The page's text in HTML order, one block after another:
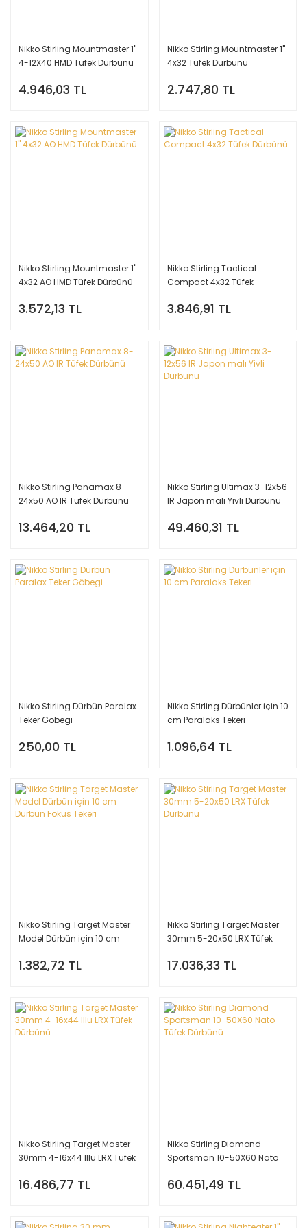
Nikko Stirling Mountmaster 1''
4-12X40 HMD Tüfek Dürbünü
4.946,03 TL
Nikko Stirling Mountmaster 1''
4x32 Tüfek Dürbünü
2.747,80 TL
Nikko Stirling Mountmaster 1''
4x32 AO HMD Tüfek Dürbünü
3.572,13 TL
Nikko Stirling Tactical
Compact 4x32 Tüfek
3.846,91 TL
Nikko Stirling Panamax 8-
24x50 AO IR Tüfek Dürbünü
13.464,20 TL
Nikko Stirling Ultimax 3-12x56
IR Japon malı Yivli Dürbünü
49.460,31 TL
Nikko Stirling Dürbün Paralax
Teker Göbegi
250,00 TL
Nikko Stirling Dürbünler için 10
cm Paralaks Tekeri
1.096,64 TL
Nikko Stirling Target Master
Model Dürbün için 10 cm
1.382,72 TL
Nikko Stirling Target Master
30mm 5-20x50 LRX Tüfek
17.036,33 TL
Nikko Stirling Target Master
30mm 4-16x44 Illu LRX Tüfek
16.486,77 TL
Nikko Stirling Diamond
Sportsman 10-50X60 Nato
60.451,49 TL